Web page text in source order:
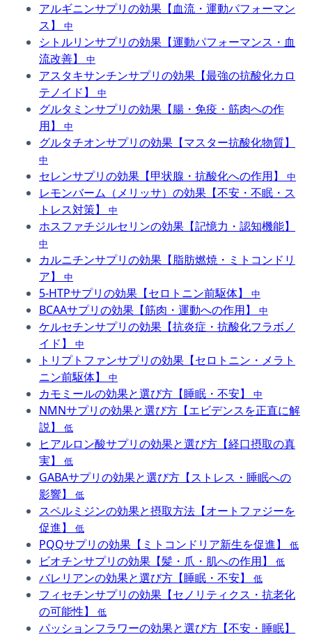
アルギニンサプリの効果【血流・運動パフォーマン
ス】
中
シトルリンサプリの効果【運動パフォーマンス・血
流改善】
中
アスタキサンチンサプリの効果【最強の抗酸化カロ
テノイド】
中
グルタミンサプリの効果【腸・免疫・筋肉への作
用】
中
グルタチオンサプリの効果【マスター抗酸化物質】
中
セレンサプリの効果【甲状腺・抗酸化への作用】 中
レモンバーム（メリッサ）の効果【不安・不眠・ス
トレス対策】
中
ホスファチジルセリンの効果【記憶力・認知機能】
中
カルニチンサプリの効果【脂肪燃焼・ミトコンドリ
ア】
中
5-HTPサプリの効果【セロトニン前駆体】 中
BCAAサプリの効果【筋肉・運動への作用】 中
ケルセチンサプリの効果【抗炎症・抗酸化フラボノ
イド】
中
トリプトファンサプリの効果【セロトニン・メラト
ニン前駆体】
中
カモミールの効果と選び方【睡眠・不安】 中
NMNサプリの効果と選び方【エビデンスを正直に解
説】
低
ヒアルロン酸サプリの効果と選び方【経口摂取の真
実】
低
GABAサプリの効果と選び方【ストレス・睡眠への
影響】
低
スペルミジンの効果と摂取方法【オートファジーを
促進】
低
PQQサプリの効果【ミトコンドリア新生を促進】 低
ビオチンサプリの効果【髪・爪・肌への作用】 低
バレリアンの効果と選び方【睡眠・不安】 低
フィセチンサプリの効果【セノリティクス・抗老化
の可能性】
低
パッションフラワーの効果と選び方【不安・睡眠】